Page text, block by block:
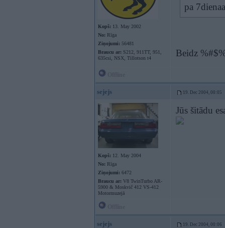
Kopš: 13. May 2002
No: Rīga
Ziņojumi: 56481
Braucu ar: S212, 911TT, 951,
635csi, NSX, Tillotson t4
pa
Beidz
sejejs 19. Dec 2004, 00:05
Kopš: 12. May 2004
No: Rīga
Ziņojumi: 6472
Braucu ar: V8 TwinTurbo AR-
5900 & Moskvič 412 VS-412
Motormuzejā
Jūs šitādu
sejejs 19. Dec 2004, 00:06